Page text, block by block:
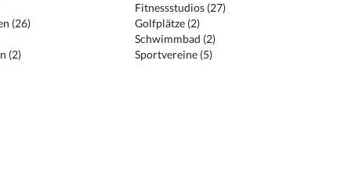
(26)
(2)
Fitnessstudios (27)
Golfplätze (2)
Schwimmbad (2)
Sportvereine (5)